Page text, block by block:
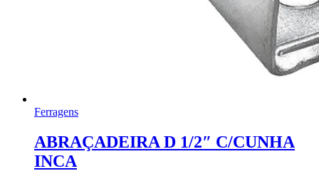
Ferragens
ABRAÇADEIRA D 1/2″ C/CUNHA
INCA